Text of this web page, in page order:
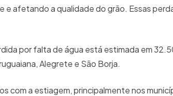
afetando a qualidade do grão. Essas
por falta de água está estimada em
Alegrete e São Borja.
com a estiagem, principalmente nos